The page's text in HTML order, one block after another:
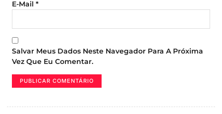
E-Mail *
Salvar Meus Dados Neste Navegador Para A Próxima
Vez Que Eu Comentar.